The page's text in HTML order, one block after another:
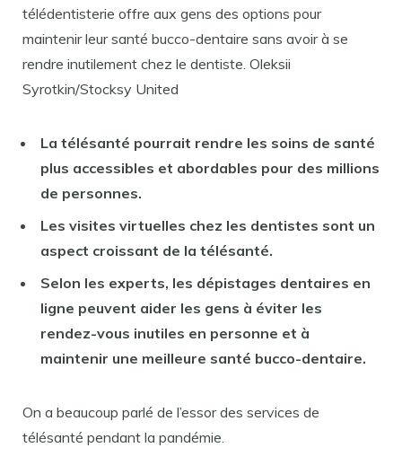
télédentisterie offre aux gens des options pour
maintenir leur santé bucco-dentaire sans avoir à se
rendre inutilement chez le dentiste. Oleksii
Syrotkin/Stocksy United
La télésanté pourrait rendre les soins de santé
plus accessibles et abordables pour des millions
de personnes.
Les visites virtuelles chez les dentistes sont un
aspect croissant de la télésanté.
Selon les experts, les dépistages dentaires en
ligne peuvent aider les gens à éviter les
rendez-vous inutiles en personne et à
maintenir une meilleure santé bucco-dentaire.
On a beaucoup parlé de l’essor des services de
télésanté pendant la pandémie.